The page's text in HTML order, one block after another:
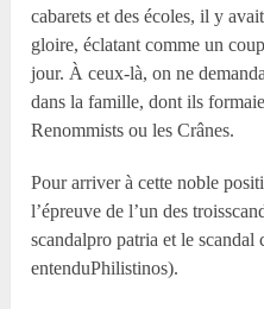
cabarets et des écoles, il y
gloire, éclatant comme un
jour. À ceux-là, on ne
dans la famille, dont ils
Renommists ou les Crânes.
Pour arriver à cette noble
l’épreuve de l’un des
scandalpro patria et le scandal
entenduPhilistinos).